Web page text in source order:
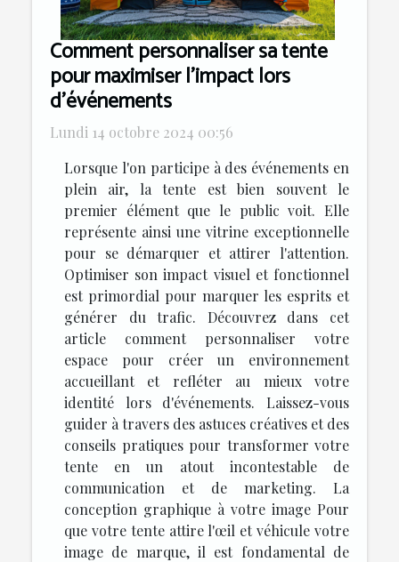
Comment personnaliser sa tente
pour maximiser l'impact lors
d'événements
Lundi 14 octobre 2024 00:56
Lorsque l'on participe à des événements en
plein air, la tente est bien souvent le
premier élément que le public voit. Elle
représente ainsi une vitrine exceptionnelle
pour se démarquer et attirer l'attention.
Optimiser son impact visuel et fonctionnel
est primordial pour marquer les esprits et
générer du trafic. Découvrez dans cet
article comment personnaliser votre
espace pour créer un environnement
accueillant et refléter au mieux votre
identité lors d'événements. Laissez-vous
guider à travers des astuces créatives et des
conseils pratiques pour transformer votre
tente en un atout incontestable de
communication et de marketing. La
conception graphique à votre image Pour
que votre tente attire l'œil et véhicule votre
image de marque, il est fondamental de